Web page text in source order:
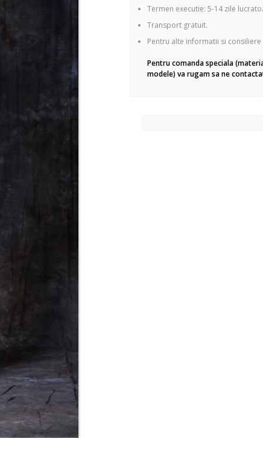
Termen executie: 5-14 zile
Transport gratuit.
Pentru alte informatii si
Pentru comanda speciala
modele) va rugam sa ne